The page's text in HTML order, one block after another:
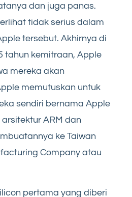
dan juga panas.
tidak serius dalam
tersebut. Akhirnya di
tahun kemitraan, Apple
mereka akan
memutuskan untuk
sendiri bernama Apple
ARM dan
ke Taiwan
Company atau
pertama yang diberi